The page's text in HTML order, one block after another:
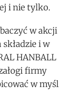
i nie tylko.
w akcji
składzie i w
HANBALL
firmy
w myśl